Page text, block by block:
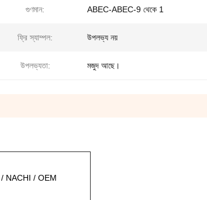
গুণমান: ABEC-ABEC-9 থেকে 1
ফ্রি স্যাম্পল: উপলভ্য নয়
উপলভ্যতা: মজুদ আছে।
NACHI / OEM